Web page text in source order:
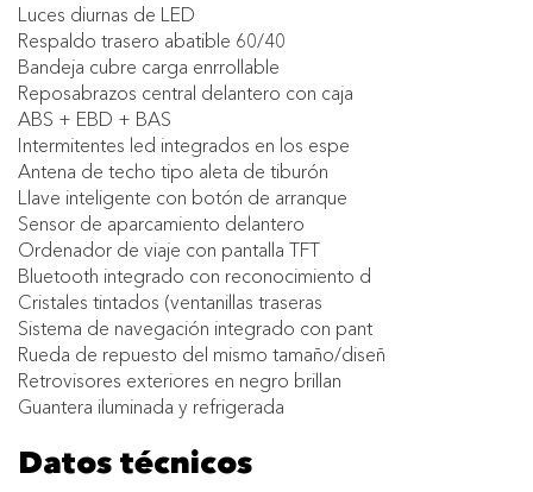
Luces diurnas de LED
Respaldo trasero abatible 60/40
Bandeja cubre carga enrrollable
Reposabrazos central delantero con caja
ABS + EBD + BAS
Intermitentes led integrados en los espe
Antena de techo tipo aleta de tiburón
Llave inteligente con botón de arranque
Sensor de aparcamiento delantero
Ordenador de viaje con pantalla TFT
Bluetooth integrado con reconocimiento d
Cristales tintados (ventanillas traseras
Sistema de navegación integrado con pant
Rueda de repuesto del mismo tamaño/diseñ
Retrovisores exteriores en negro brillan
Guantera iluminada y refrigerada
Datos técnicos